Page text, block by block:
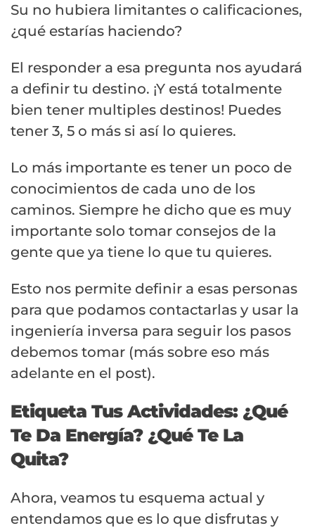
Su no hubiera limitantes o calificaciones,
¿qué estarías haciendo?
El responder a esa pregunta nos ayudará
a definir tu destino. ¡Y está totalmente
bien tener multiples destinos! Puedes
tener 3, 5 o más si así lo quieres.
Lo más importante es tener un poco de
conocimientos de cada uno de los
caminos. Siempre he dicho que es muy
importante solo tomar consejos de la
gente que ya tiene lo que tu quieres.
Esto nos permite definir a esas personas
para que podamos contactarlas y usar la
ingeniería inversa para seguir los pasos
debemos tomar (más sobre eso más
adelante en el post).
Etiqueta Tus Actividades: ¿Qué
Te Da Energía? ¿Qué Te La
Quita?
Ahora, veamos tu esquema actual y
entendamos que es lo que disfrutas y